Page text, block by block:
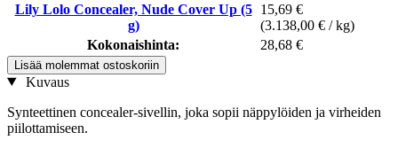
Lily Lolo Concealer, Nude Cover Up (5
g)
15,69 €
(3.138,00 € / kg)
Kokonaishinta:
28,68 €
Lisää molemmat ostoskoriin
Kuvaus
Synteettinen concealer-sivellin, joka sopii näppylöiden ja virheiden
piilottamiseen.